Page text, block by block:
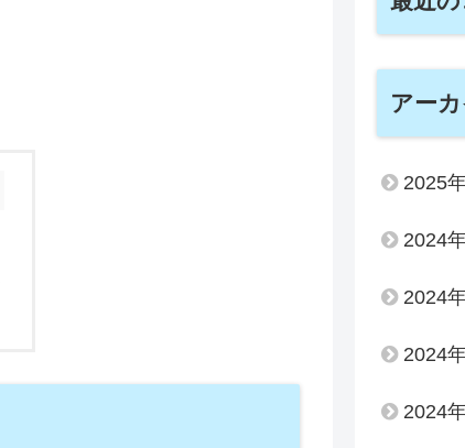
アー
2025
2024
2024
2024
2024